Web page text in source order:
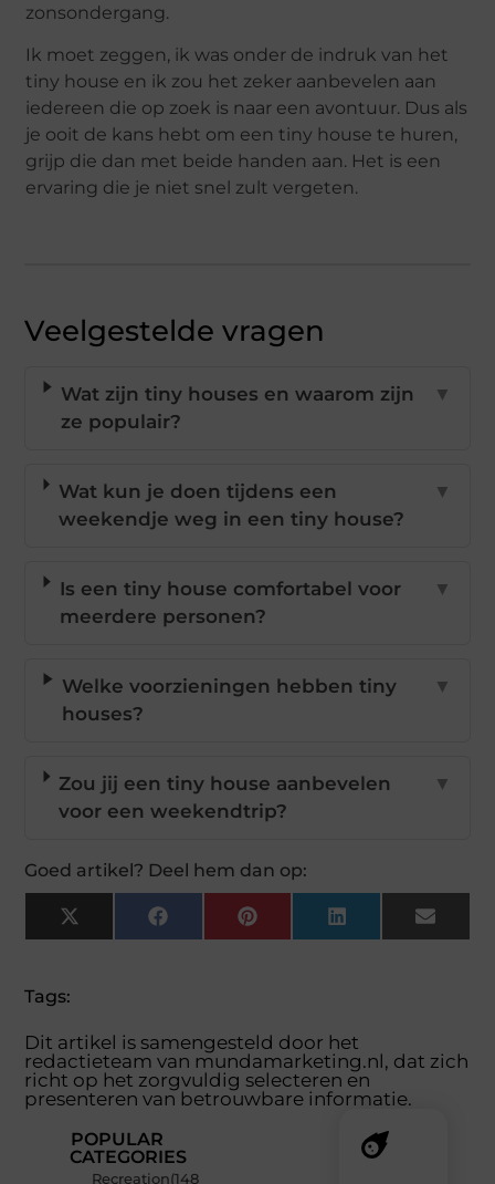
zonsondergang.
Ik moet zeggen, ik was onder de indruk van het
tiny house en ik zou het zeker aanbevelen aan
iedereen die op zoek is naar een avontuur. Dus als
je ooit de kans hebt om een tiny house te huren,
grijp die dan met beide handen aan. Het is een
ervaring die je niet snel zult vergeten.
Veelgestelde vragen
Wat zijn tiny houses en waarom zijn
ze populair?
▼
Wat kun je doen tijdens een
weekendje weg in een tiny house?
▼
Is een tiny house comfortabel voor
meerdere personen?
▼
Welke voorzieningen hebben tiny
houses?
▼
Zou jij een tiny house aanbevelen
voor een weekendtrip?
▼
Goed artikel? Deel hem dan op:
X
(Twitter)
FacebookPinterestLinkedInEmail
Tags:
Dit artikel is samengesteld door het
redactieteam van mundamarketing.nl, dat zich
richt op het zorgvuldig selecteren en
presenteren van betrouwbare informatie.
POPULAR
CATEGORIES
Recreation(148